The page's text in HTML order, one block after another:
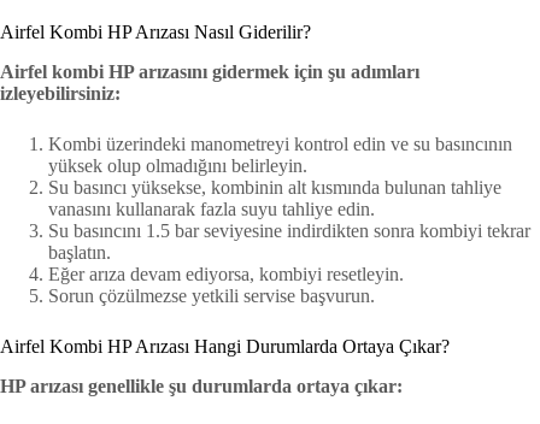
Airfel Kombi HP Arızası Nasıl Giderilir?
Airfel kombi HP arızasını gidermek için şu adımları
izleyebilirsiniz:
Kombi üzerindeki manometreyi kontrol edin ve su basıncının
yüksek olup olmadığını belirleyin.
Su basıncı yüksekse, kombinin alt kısmında bulunan tahliye
vanasını kullanarak fazla suyu tahliye edin.
Su basıncını 1.5 bar seviyesine indirdikten sonra kombiyi tekrar
başlatın.
Eğer arıza devam ediyorsa, kombiyi resetleyin.
Sorun çözülmezse yetkili servise başvurun.
Airfel Kombi HP Arızası Hangi Durumlarda Ortaya Çıkar?
HP arızası genellikle şu durumlarda ortaya çıkar: